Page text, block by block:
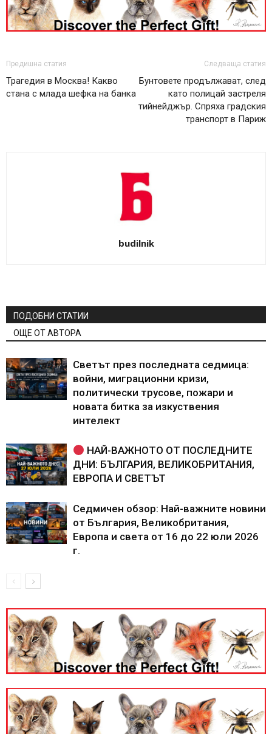
Предишна статия
Трагедия в Москва! Какво
стана с млада шефка на банка
Следваща статия
Бунтовете продължават, след
като полицай застреля
тийнейджър. Спряха градския
транспорт в Париж
budilnik
ПОДОБНИ СТАТИИ
ОЩЕ ОТ АВТОРА
Светът през последната седмица:
войни, миграционни кризи,
политически трусове, пожари и
новата битка за изкуствения
интелект
НАЙ-ВАЖНОТО ОТ ПОСЛЕДНИТЕ
ДНИ: БЪЛГАРИЯ, ВЕЛИКОБРИТАНИЯ,
ЕВРОПА И СВЕТЪТ
Седмичен обзор: Най-важните новини
от България, Великобритания,
Европа и света от 16 до 22 юли 2026
г.